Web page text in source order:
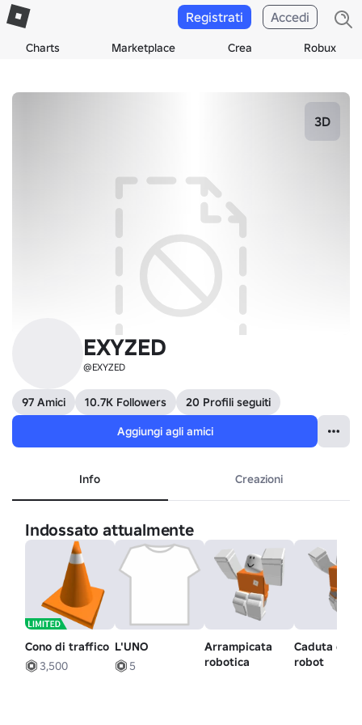
Charts Marketplace Crea Robux
Registrati Accedi
3D
EXYZED
@EXYZED
97 Amici 10.7K Followers
20 Profili seguiti
Aggiungi agli amici
Info Creazioni
Indossato attualmente
Cono di traffico
3,500
L'UNO
5
Arrampicata
robotica
Caduta del
robot